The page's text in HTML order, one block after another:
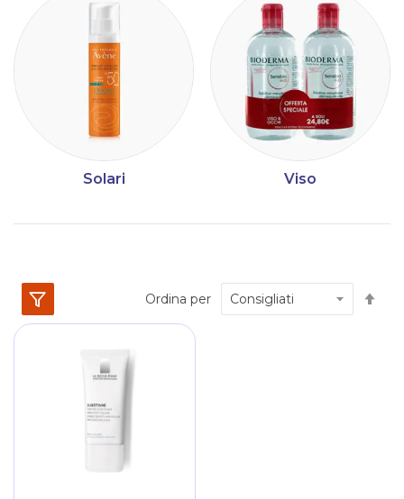
Solari Viso
Ordina per